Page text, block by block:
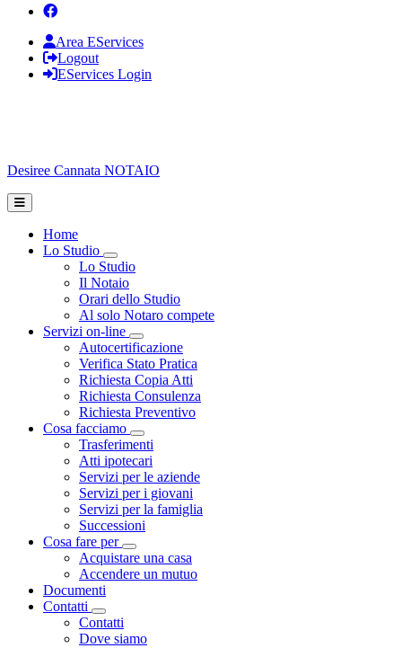
Area EServices
Logout
EServices Login
Desiree Cannata NOTAIO
Home
Lo Studio
Toggle Dropdown
Lo Studio
Il Notaio
Orari dello Studio
Al solo Notaro compete
Servizi on-line
Toggle Dropdown
Autocertificazione
Verifica Stato Pratica
Richiesta Copia Atti
Richiesta Consulenza
Richiesta Preventivo
Cosa facciamo
Toggle Dropdown
Trasferimenti
Atti ipotecari
Servizi per le aziende
Servizi per i giovani
Servizi per la famiglia
Successioni
Cosa fare per
Toggle Dropdown
Acquistare una casa
Accendere un mutuo
Documenti
Contatti
Toggle Dropdown
Contatti
Dove siamo